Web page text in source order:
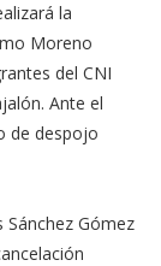
la
Moreno
del CNI
Ante el
de despojo
Sánchez Gómez